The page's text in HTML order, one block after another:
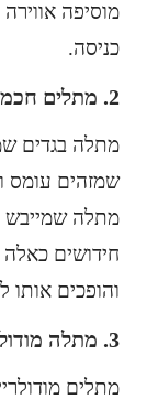
מוסיפה
כניסה.
2. מתלים חכמים
מתלה בגדים
שמזהים עומס
מתלה שמייבש
חידושים
והופכים אותו
3. מתלה מודולרי בהתאמה אישית
מתלים